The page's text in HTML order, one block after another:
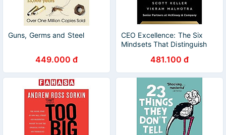
Guns, Germs and Steel
449.000 đ
CEO Excellence: The Six
Mindsets That Distinguish
481.100 đ